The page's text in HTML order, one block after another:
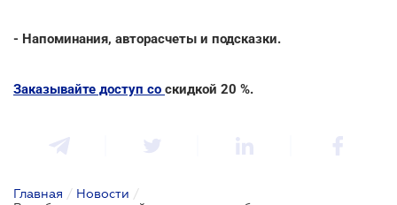
- Напоминания, авторасчеты и подсказки.
Заказывайте доступ со скидкой 20 %.
Главная / Новости /